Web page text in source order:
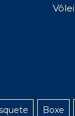
Vôlei
Boxe